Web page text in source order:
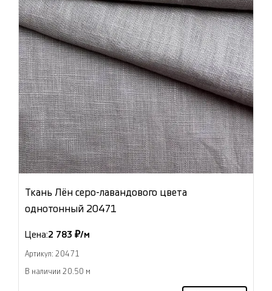
Ткань Лён серо-лавандового цвета
однотонный 20471
Цена:2 783 ₽/м
Артикул: 20471
В наличии 20.50 м